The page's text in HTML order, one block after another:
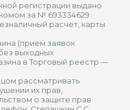
регистрации выдано
за № 693334629
расчет, карты
(прием заявок
выходных
в Торговый реестр —
рассматривать
их прав,
о защите прав